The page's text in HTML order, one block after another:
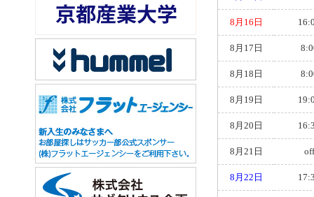
8月16日
8月17日
8月18日
8月19日
8月20日
8月21日 off
8月22日